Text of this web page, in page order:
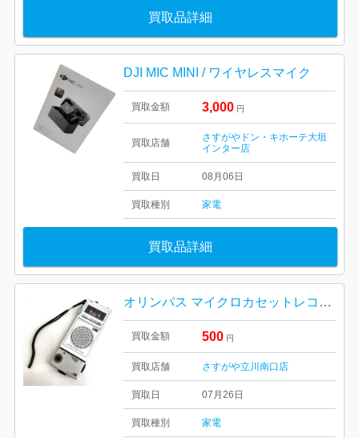
買取品詳細
DJI MIC MINI / ワイヤレスマイク
買取金額 3,000 円
買取店舗
さすがやドン・キホーテ大垣
インター店
買取日 08月06日
買取種別 家電
買取品詳細
オリンパス マイクロカセットレコーダー
買取金額 500 円
買取店舗 さすがや立川南口店
買取日 07月26日
買取種別 家電